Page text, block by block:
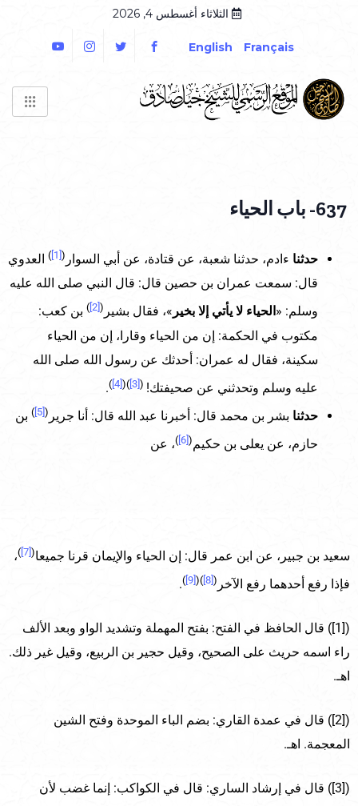
الثلاثاء أغسطس 4, 2026
Français
English
حدثنا ءادم، حدثنا شعبة، عن قتادة، عن أبي السوار (
) العدوي
قال: سمعت عمران بن حصين قال: قال النبي صلى الله عليه
وسلم: « الحياء لا يأتي إلا بخير »، فقال بشير (
) بن كعب:
مكتوب في الحكمة: إن من الحياء وقارا، إن من الحياء
سكينة، فقال له عمران: أحدثك عن رسول الله صلى الله
عليه وسلم وتحدثني عن صحيفتك! (
)(
)
.
حدثنا بشر بن محمد قال: أخبرنا عبد الله قال: أنا جرير (
) بن
حازم، عن يعلى بن حكيم(
)، عن
سعيد بن جبير، عن ابن عمر قال: إن الحياء والإيمان قرنا جميعا(
[7]
)،
فإذا رفع أحدهما رفع الآخر (
)(
)
.
([1]) قال الحافظ في الفتح: بفتح المهملة وتشديد الواو وبعد الألف
راء اسمه حريث على الصحيح، وقيل حجير بن الربيع، وقيل غير ذلك.
اهـ.
([2]) قال في عمدة القاري: بضم الباء الموحدة وفتح الشين
المعجمة. اهـ.
([3]) قال في إرشاد الساري: قال في الكواكب: إنما غضب لأن